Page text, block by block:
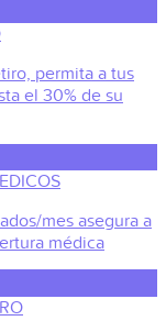
permita a tus
el 30% de su
mes asegura a
médica